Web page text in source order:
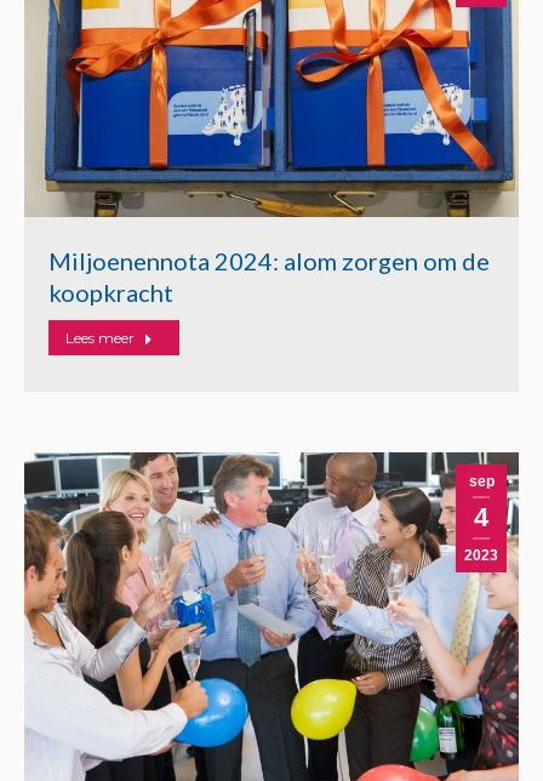
Miljoenennota 2024: alom zorgen om de
koopkracht
Lees meer
sep
4
2023